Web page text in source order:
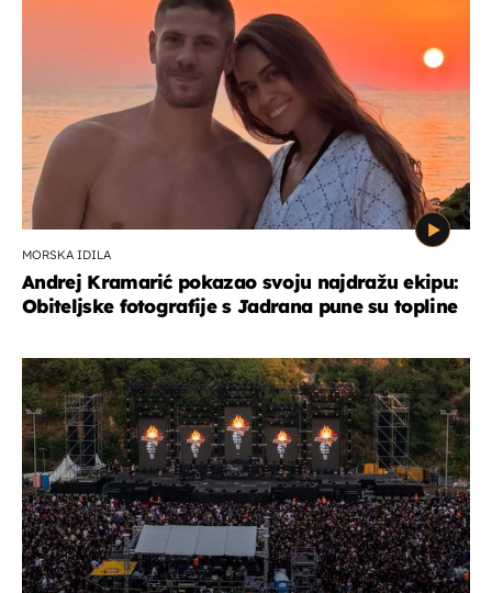
MORSKA IDILA
Andrej Kramarić pokazao svoju najdražu ekipu:
Obiteljske fotografije s Jadrana pune su topline